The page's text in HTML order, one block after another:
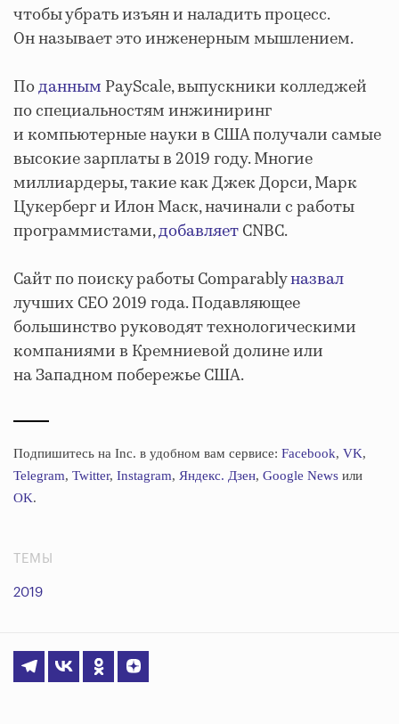
чтобы убрать изъян и наладить процесс.
Он называет это инженерным мышлением.
Поданным PayScale, выпускники колледжей
по специальностям инжиниринг
и компьютерные науки в США получали самые
высокие зарплаты в 2019 году. Многие
миллиардеры, такие как Джек Дорси, Марк
Цукерберг и Илон Маск, начинали с работы
программистами,добавляетCNBC.
Сайт по поиску работы Comparablyназвал
лучших CEO 2019 года. Подавляющее
большинство руководят технологическими
компаниями в Кремниевой долине или
на Западном побережье США.
Подпишитесь на Inc. в удобном вам сервисе: Facebook, VK,
Telegram, Twitter, Instagram, Яндекс. Дзен, Google News или
OK.
ТЕМЫ
2019